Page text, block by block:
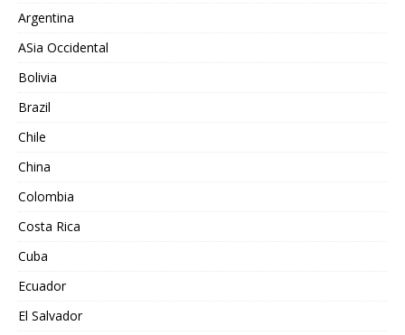
Argentina
ASia Occidental
Bolivia
Brazil
Chile
China
Colombia
Costa Rica
Cuba
Ecuador
El Salvador